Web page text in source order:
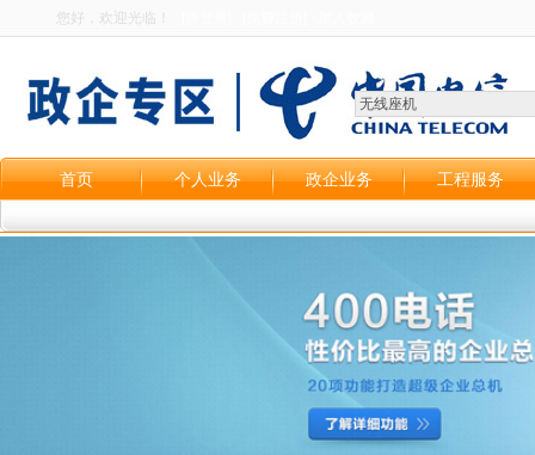
您好，欢迎光临！
首页 个人业务 政企业务 工程服务